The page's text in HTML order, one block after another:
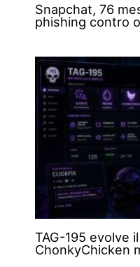
Snapchat, 76
phishing contro
TAG-195 evolve
ChonkyChicken